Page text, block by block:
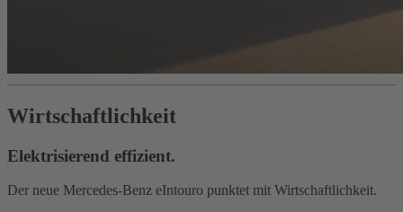
Wirtschaftlichkeit
Elektrisierend effizient.
Der neue Mercedes‑Benz eIntouro punktet mit Wirtschaftlichkeit.